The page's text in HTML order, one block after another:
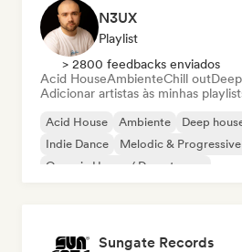
N3UX
Playlist
> 2800 feedbacks enviados
Acid HouseAmbienteChill out
Adicionar artistas às minhas
Acid House Ambiente Deep
Indie Dance
Melodic &
Organic House / Downtempo
Sungate Records